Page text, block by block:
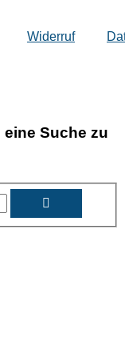
Widerruf
eine Suche zu